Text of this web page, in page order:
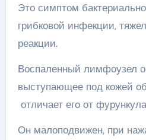
Это симптом
грибковой инфекции,
реакции.
Воспаленный лимфоузел
выступающее под кожей
отличает его от
Он малоподвижен, при